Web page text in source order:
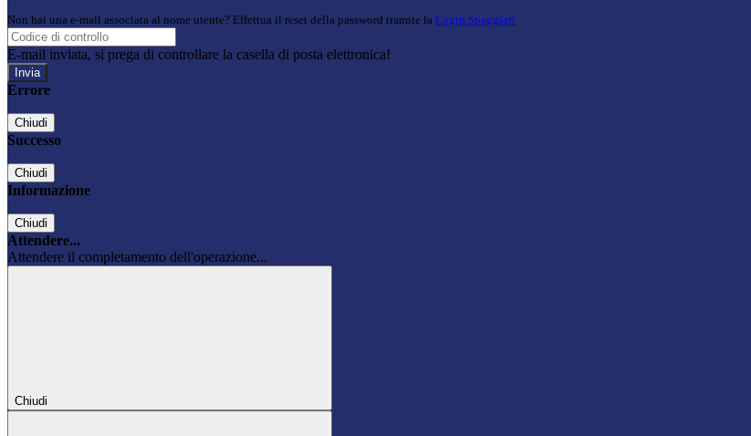
Non hai una e-mail associata al nome utente? Effettua il reset della password tramite la Login Spaggiari
E-mail inviata, si prega di controllare la casella di posta elettronica!
Errore
Chiudi
Successo
Chiudi
Informazione
Chiudi
Attendere...
Attendere il completamento dell'operazione...
Chiudi